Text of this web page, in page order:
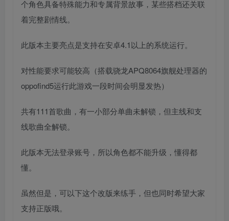
个角色具备特殊能力和专属背景故事，某些搭档还关联
着完整剧情线。
此版本主要亮点是支持在安卓4.1以上的系统运行。
对性能要求可能较高（搭载骁龙APQ8064旗舰处理器的
oppofind5运行此游戏一段时间会明显发热）
共有111首歌曲，有一小部分单曲未解锁，但主线和支
线歌曲全解锁。
此版本无法登录账号，所以角色都不能升级，懂得都
懂。
虽然但是，可以下这个改版来练手，但也同时希望大家
支持正版哦。